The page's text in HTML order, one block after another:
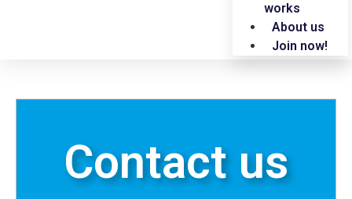
works
About us
Join now!
Contact us